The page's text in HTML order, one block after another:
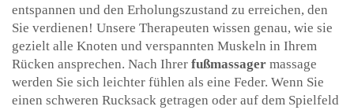
entspannen und den Erholungszustand zu erreichen, den
Sie verdienen! Unsere Therapeuten wissen genau, wie sie
gezielt alle Knoten und verspannten Muskeln in Ihrem
Rücken ansprechen. Nach Ihrer fußmassager massage
werden Sie sich leichter fühlen als eine Feder. Wenn Sie
einen schweren Rucksack getragen oder auf dem Spielfeld